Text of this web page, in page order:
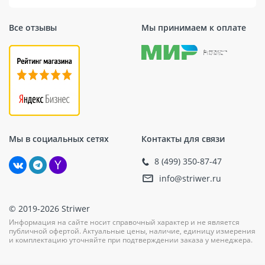
лучший выбор. Независимо от того, нужно ли вам
прочный фундамент, этот продукт обеспечит высокое
качество и долговечность вашего проекта.
Все отзывы Мы принимаем к оплате
Мы в социальных сетях Контакты для связи
8 (499) 350-87-47
info@striwer.ru
© 2019-2026 Striwer
Информация на сайте носит справочный характер и не является
публичной офертой. Актуальные цены, наличие, единицу измерения
и комплектацию уточняйте при подтверждении заказа у менеджера.